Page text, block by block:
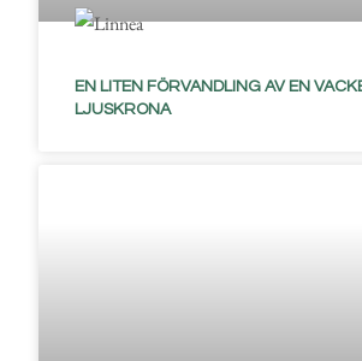
EN LITEN FÖRVANDLING AV EN
LJUSKRONA